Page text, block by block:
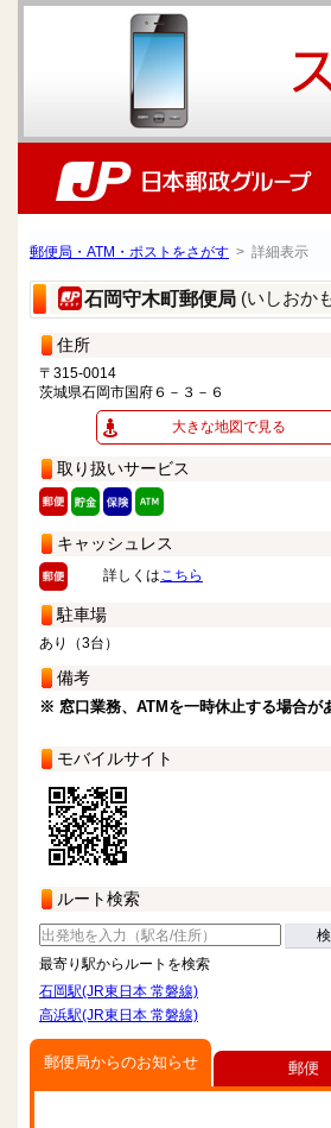
郵便局・ATM・ポストをさがす > 詳細表示
石岡守木町郵便局 (いしおか
住所
〒315-0014
茨城県石岡市国府６－３－６
大きな地図で見る
取り扱いサービス
キャッシュレス
詳しくはこちら
駐車場
あり（3台）
備考
※ 窓口業務、ATMを一時休止する場合が
モバイルサイト
ルート検索
最寄り駅からルートを検索
石岡駅(JR東日本 常磐線)
高浜駅(JR東日本 常磐線)
郵便局からのお知らせ 郵便